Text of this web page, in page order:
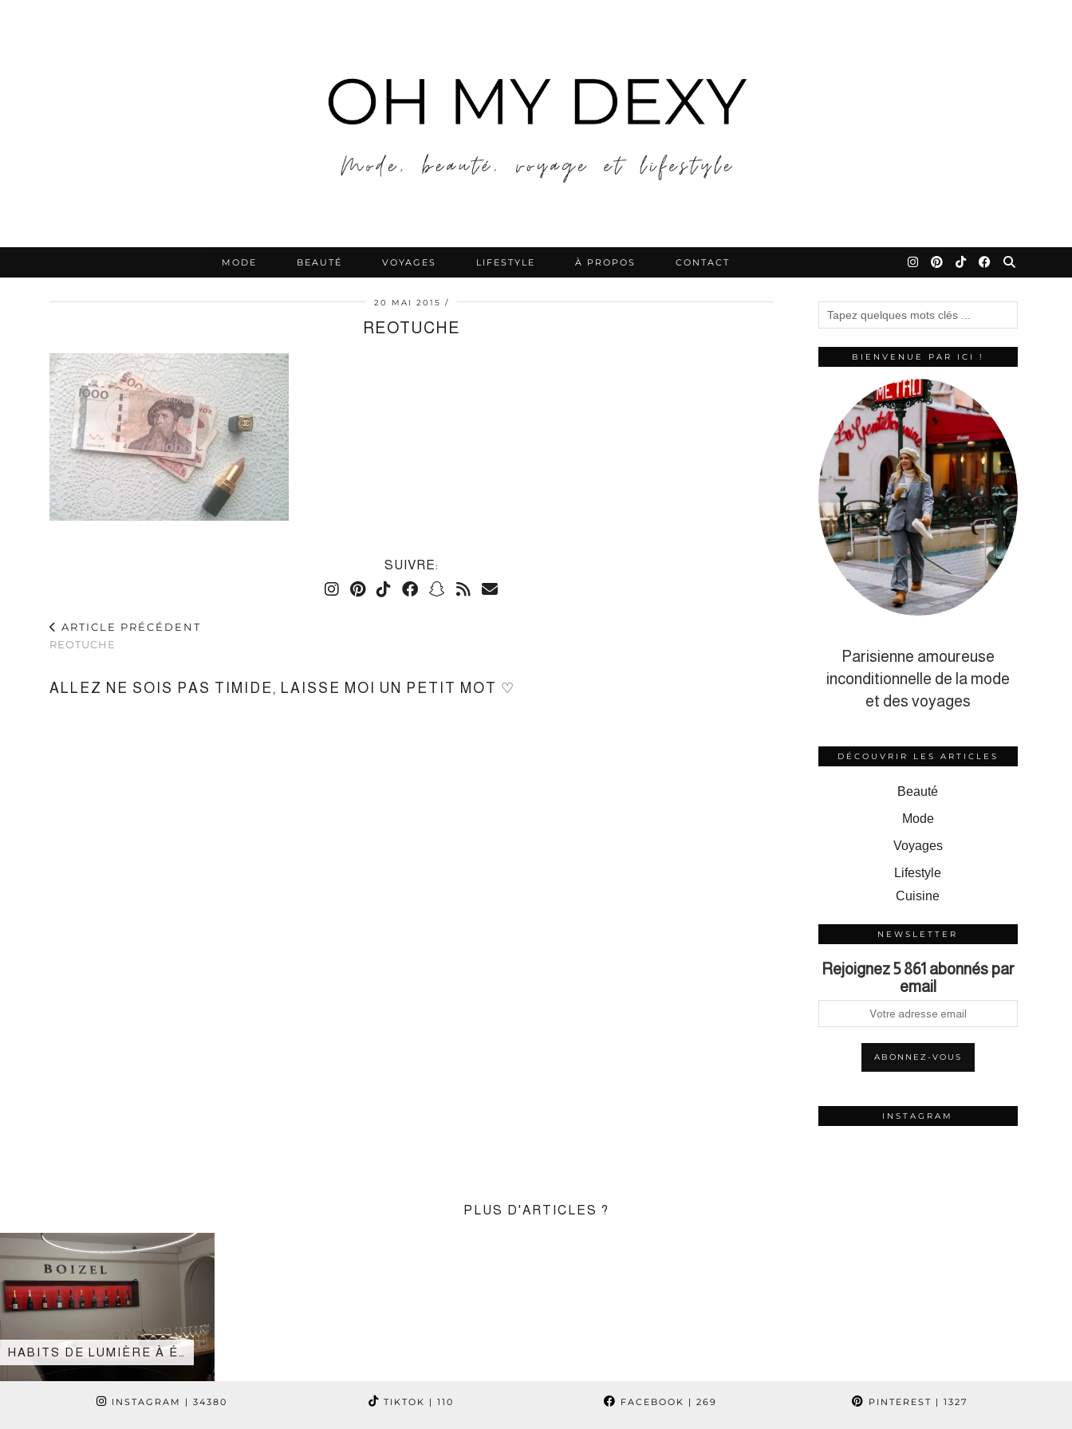
MODE BEAUTÉ VOYAGES LIFESTYLE À PROPOS CONTACT
20 MAI 2015
REOTUCHE
SUIVRE:
ARTICLE PRÉCÉDENT
REOTUCHE
ALLEZ NE SOIS PAS TIMIDE, LAISSE MOI UN PETIT MOT ♡
BIENVENUE PAR ICI !
Parisienne amoureuse
inconditionnelle de la mode
et des voyages
DÉCOUVRIR LES ARTICLES
Beauté
Mode
Voyages
Lifestyle
Cuisine
NEWSLETTER
Rejoignez 5 861 abonnés par
email
INSTAGRAM
PLUS D'ARTICLES ?
HABITS DE LUMIÈRE À É…
INSTAGRAM | 34380 TIKTOK | 110 FACEBOOK | 269 PINTEREST | 1327